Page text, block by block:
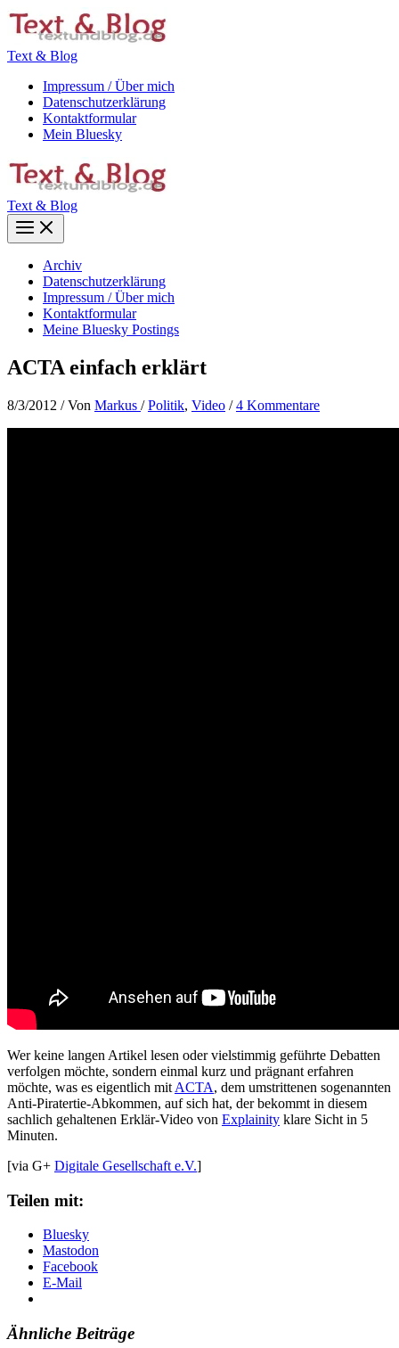
Zum
Inhalt
Text & Blog
Impressum / Über mich
Datenschutzerklärung
Kontaktformular
Mein Bluesky
Text & Blog
Main
Menu
Archiv
Datenschutzerklärung
Impressum / Über mich
Kontaktformular
Meine Bluesky Postings
ACTA einfach erklärt
8/3/2012 / Von Markus /Politik, Video /4 Kommentare
Wer keine langen Artikel lesen oder vielstimmig geführte Debatten
verfolgen möchte, sondern einmal kurz und prägnant erfahren
möchte, was es eigentlich mit ACTA, dem umstrittenen sogenannten
Anti-Piratertie-Abkommen, auf sich hat, der bekommt in diesem
sachlich gehaltenen Erklär-Video von Explainity klare Sicht in 5
Minuten.
[via G+ Digitale Gesellschaft e.V.]
Teilen mit:
Bluesky
Mastodon
Facebook
E-Mail
Ähnliche Beiträge